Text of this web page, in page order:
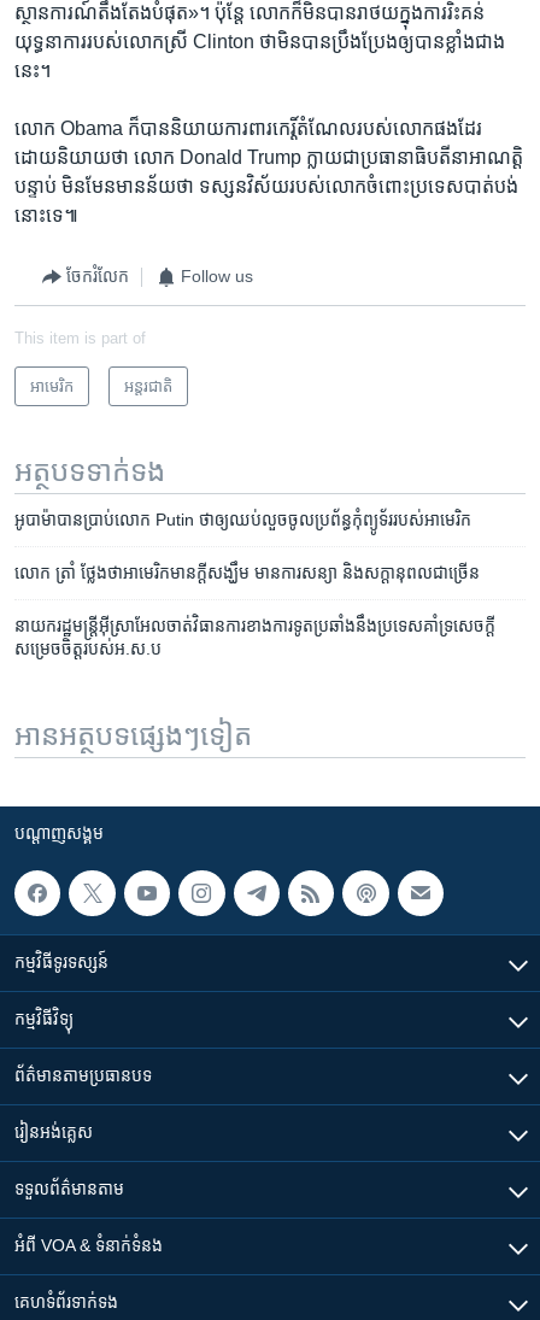
ស្ថានការណ៍​តឹងតែង​បំផុត»។ ប៉ុន្តែ លោក​ក៏​មិន​បាន​រាថយ​ក្នុង​ការ​រិះគន់​
យុទ្ធនាការ​របស់​លោកស្រី Clinton ថា​មិន​បាន​ប្រឹងប្រែង​ឲ្យ​បាន​ខ្លាំង​ជាង​
នេះ។
លោក Obama ក៏​បាន​និយាយ​ការពារ​កេរ្ដិ៍​តំណែល​របស់​លោក​ផង​ដែរ
ដោយ​និយាយ​ថា លោក Donald Trump ក្លាយ​ជា​ប្រធានាធិបតី​នា​អាណត្តិ​
បន្ទាប់ មិន​មែន​មាន​ន័យ​ថា ទស្សន​វិស័យ​របស់​លោក​ចំពោះ​ប្រទេស​បាត់​បង់​
នោះ​ទេ៕
ចែករំលែក Follow us
This item is part of
អាមេរិក​ អន្តរជាតិ
អត្ថបទ​ទាក់ទង
អូបាម៉ា​​បាន​ប្រាប់​លោក Putin ​ថា​ឲ្យ​ឈប់​លួច​ចូល​ប្រព័ន្ធកុំព្យូទ័រ​របស់​អាមេរិក
លោក ​ត្រាំ ថ្លែង​ថា​អាមេរិក​មាន​ក្តីសង្ឃឹម មាន​ការ​សន្យា ​និង​សក្តានុពល​ជា​ច្រើន
នាយករដ្ឋ​មន្រ្តី​អ៊ីស្រាអែល​ចាត់​វិធានការ​ខាងការទូត​ប្រឆាំង​នឹង​ប្រទេសគាំទ្រ​សេចក្តី​
សម្រេច​ចិត្ត​របស់​អ.ស.ប
អានអត្ថបទផ្សេងៗទៀត
បណ្តាញ​សង្គម
កម្មវិធី​ទូរទស្សន៍
កម្មវិធី​វិទ្យុ
ព័ត៌មាន​តាមប្រធានបទ​
រៀន​​អង់គ្លេស
ទទួល​ព័ត៌មាន​តាម
អំពី​ VOA & ទំនាក់ទំនង
គេហទំព័រ​​ទាក់ទង